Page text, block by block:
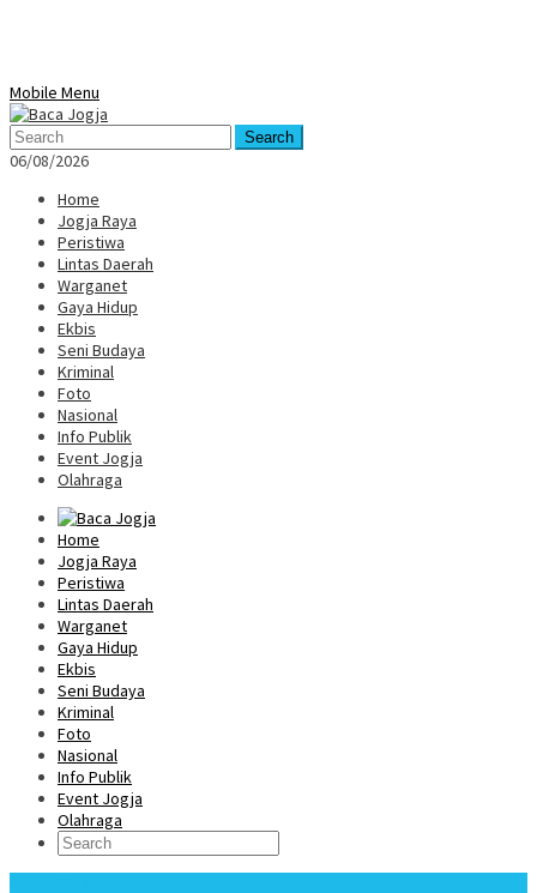
Mobile Menu
Search
06/08/2026
Home
Jogja Raya
Peristiwa
Lintas Daerah
Warganet
Gaya Hidup
Ekbis
Seni Budaya
Kriminal
Foto
Nasional
Info Publik
Event Jogja
Olahraga
Home
Jogja Raya
Peristiwa
Lintas Daerah
Warganet
Gaya Hidup
Ekbis
Seni Budaya
Kriminal
Foto
Nasional
Info Publik
Event Jogja
Olahraga